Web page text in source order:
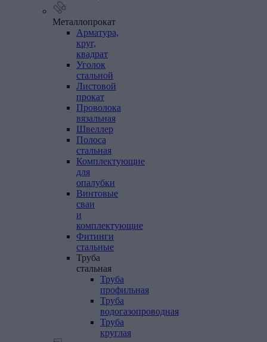
Металлопрокат
Арматура,
круг,
квадрат
Уголок
стальной
Листовой
прокат
Проволока
вязальная
Швеллер
Полоса
стальная
Комплектующие
для
опалубки
Винтовые
сваи
и
комплектующие
Фитинги
стальные
Труба
стальная
Труба
профильная
Труба
водогазопроводная
Труба
круглая